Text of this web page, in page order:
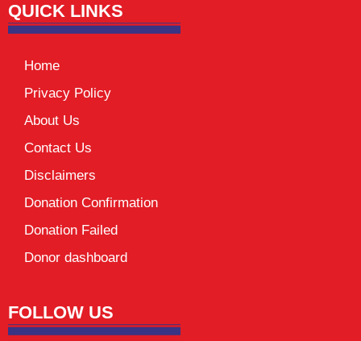
QUICK LINKS
Home
Privacy Policy
About Us
Contact Us
Disclaimers
Donation Confirmation
Donation Failed
Donor dashboard
FOLLOW US